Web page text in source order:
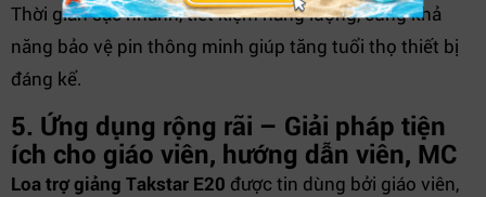
Thời gian sạc nhanh, tiết kiệm năng lượng, cùng khả
năng bảo vệ pin thông minh giúp tăng tuổi thọ thiết bị
đáng kể.
5. Ứng dụng rộng rãi – Giải pháp tiện
ích cho giáo viên, hướng dẫn viên, MC
Loa trợ giảng Takstar E20 được tin dùng bởi giáo viên,